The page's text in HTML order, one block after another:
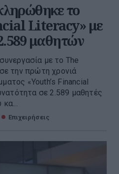
το
Literacy» με
μαθητών
με το The
την πρώτη χρονιά
«Youth’s Financial
σε 2.589 μαθητές
κα...
Επιχειρήσεις